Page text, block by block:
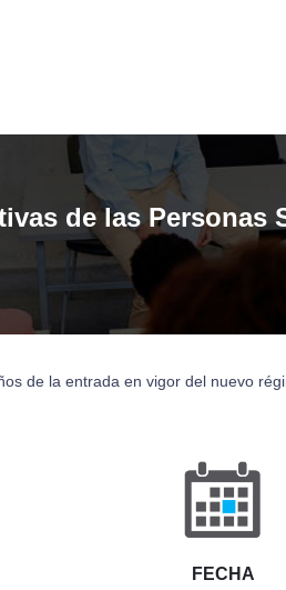
de las Personas
de la entrada en vigor del nuevo
FECHA